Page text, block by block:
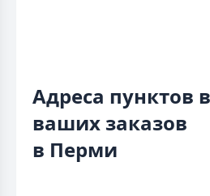
Адреса пунктов
ваших заказов
в Перми